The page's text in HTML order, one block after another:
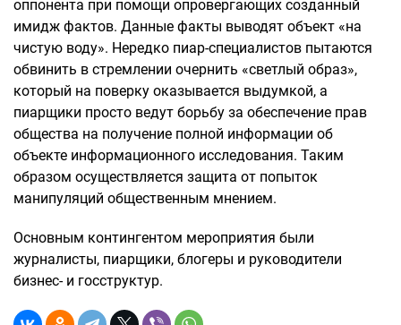
оппонента при помощи опровергающих созданный
имидж фактов. Данные факты выводят объект «на
чистую воду». Нередко пиар-специалистов пытаются
обвинить в стремлении очернить «светлый образ»,
который на поверку оказывается выдумкой, а
пиарщики просто ведут борьбу за обеспечение прав
общества на получение полной информации об
объекте информационного исследования. Таким
образом осуществляется защита от попыток
манипуляций общественным мнением.
Основным контингентом мероприятия были
журналисты, пиарщики, блогеры и руководители
бизнес- и госструктур.